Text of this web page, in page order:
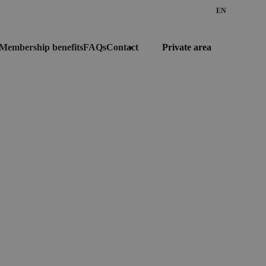
EN
benefitsFAQsContact Private area